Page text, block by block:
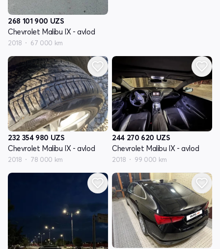
268 101 900 UZS
Chevrolet Malibu IX - avlod
2018 67 000 km
232 354 980 UZS
Chevrolet Malibu IX - avlod
2018 78 000 km
244 270 620 UZS
Chevrolet Malibu IX - avlod
2018 99 000 km